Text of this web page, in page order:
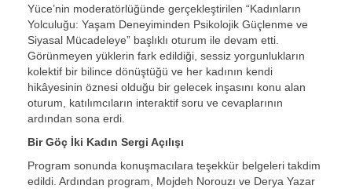
Yüce’nin moderatörlüğünde gerçekleştirilen “Kadınların
Yolculuğu: Yaşam Deneyiminden Psikolojik Güçlenme ve
Siyasal Mücadeleye” başlıklı oturum ile devam etti.
Görünmeyen yüklerin fark edildiği, sessiz yorgunlukların
kolektif bir bilince dönüştüğü ve her kadının kendi
hikâyesinin öznesi olduğu bir gelecek inşasını konu alan
oturum, katılımcıların interaktif soru ve cevaplarının
ardından sona erdi.
Bir Göç İki Kadın Sergi Açılışı
Program sonunda konuşmacılara teşekkür belgeleri takdim
edildi. Ardından program, Mojdeh Norouzı ve Derya Yazar